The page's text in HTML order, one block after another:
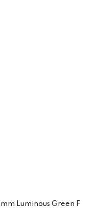
Luminous Green F